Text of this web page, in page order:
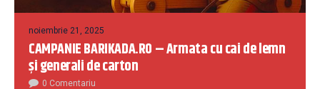
noiembrie 21, 2025
CAMPANIE BARIKADA.RO – Armata cu cai de lemn
și generali de carton
0 Comentariu